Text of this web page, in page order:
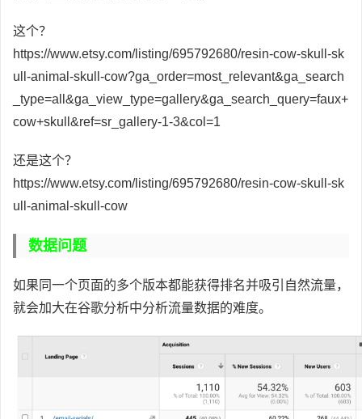
这个？
https://www.etsy.com/listing/695792680/resin-cow-skull-sk
ull-animal-skull-cow?ga_order=most_relevant&ga_search
_type=all&ga_view_type=gallery&ga_search_query=faux+
cow+skull&ref=sr_gallery-1-3&col=1
还是这个？
https://www.etsy.com/listing/695792680/resin-cow-skull-sk
ull-animal-skull-cow
数据问题
如果同一个页面的多个版本都能获得排名并吸引自然流量，
就会加大在谷歌分析中分析流量数据的难度。